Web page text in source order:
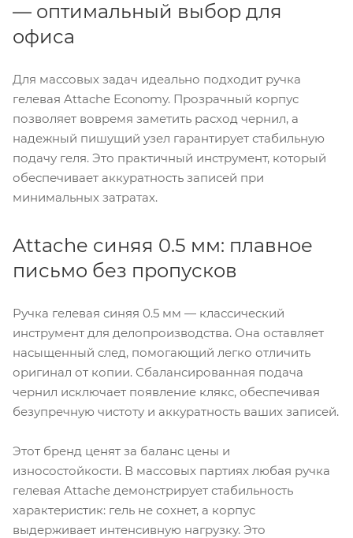
— оптимальный выбор для
офиса
Для массовых задач идеально подходит ручка
гелевая Attache Economy. Прозрачный корпус
позволяет вовремя заметить расход чернил, а
надежный пишущий узел гарантирует стабильную
подачу геля. Это практичный инструмент, который
обеспечивает аккуратность записей при
минимальных затратах.
Attache синяя 0.5 мм: плавное
письмо без пропусков
Ручка гелевая синяя 0.5 мм — классический
инструмент для делопроизводства. Она оставляет
насыщенный след, помогающий легко отличить
оригинал от копии. Сбалансированная подача
чернил исключает появление клякс, обеспечивая
безупречную чистоту и аккуратность ваших записей.
Этот бренд ценят за баланс цены и
износостойкости. В массовых партиях любая ручка
гелевая Attache демонстрирует стабильность
характеристик: гель не сохнет, а корпус
выдерживает интенсивную нагрузку. Это